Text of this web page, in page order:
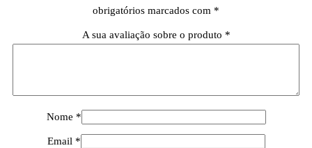
obrigatórios marcados com *
A sua avaliação sobre o produto *
Nome *
Email *